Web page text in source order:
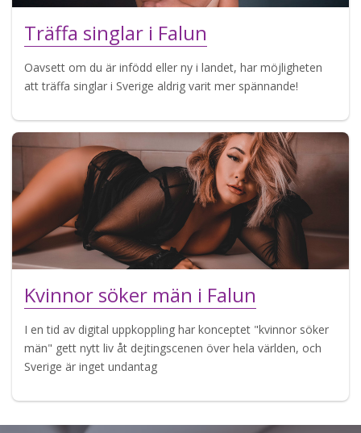
Träffa singlar i Falun
Oavsett om du är infödd eller ny i landet, har möjligheten
att träffa singlar i Sverige aldrig varit mer spännande!
Kvinnor söker män i Falun
I en tid av digital uppkoppling har konceptet "kvinnor söker
män" gett nytt liv åt dejtingscenen över hela världen, och
Sverige är inget undantag